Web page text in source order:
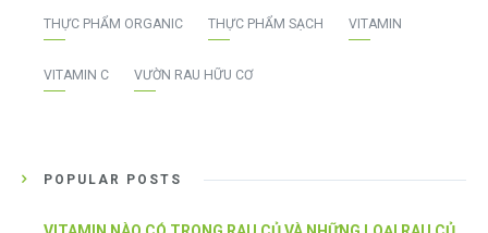
THỰC PHẨM ORGANIC THỰC PHẨM SẠCH VITAMIN
VITAMIN C VƯỜN RAU HỮU CƠ
POPULAR POSTS